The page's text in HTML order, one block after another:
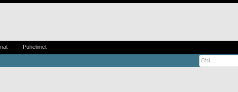
Puhelimet